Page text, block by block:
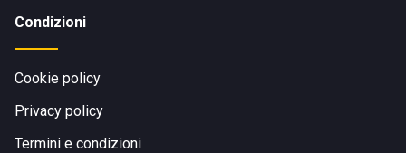
Condizioni
Cookie policy
Privacy policy
Termini e condizioni